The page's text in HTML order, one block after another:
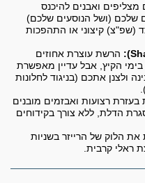
ואבנים להיכנס
שלכם (ושל הנוסעים שלכם)
קיצוני או התהפכות
הרשת עוצרת אחוזים
הקיץ, אבל עדיין מאפשרת
ולצנן אתכם (בניגוד לחלונות
רצועות ואבזמים מובנים
הדלת, ללא צורך בקידוחים
הלוק של הרייזר בשניות
קרבית.